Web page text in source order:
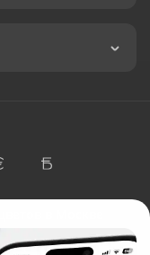
в Москве